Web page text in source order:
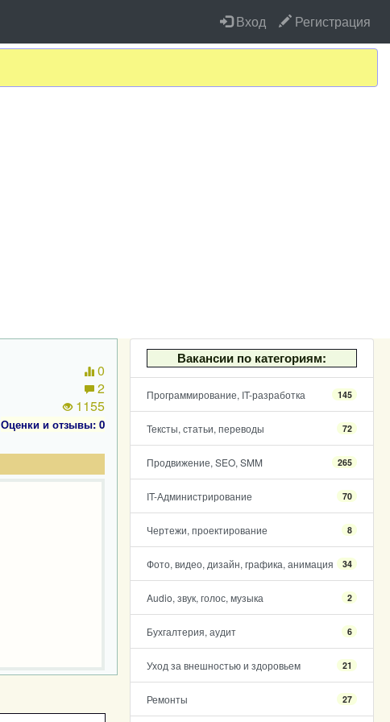
Вход Регистрация
Вакансии по категориям:
Программирование, IT-разработка 145
Тексты, статьи, переводы 72
Продвижение, SEO, SMM 265
IT-Администрирование 70
Чертежи, проектирование 8
Фото, видео, дизайн, графика, анимация 34
Audio, звук, голос, музыка 2
Бухгалтерия, аудит 6
Уход за внешностью и здоровьем 21
Ремонты 27
0
2
1155
Оценки и отзывы: 0